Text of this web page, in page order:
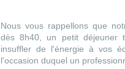
Nous vous rappellons que
dès 8h40, un petit déjeuner
insuffler de l'énergie à vos
l'occasion duquel un